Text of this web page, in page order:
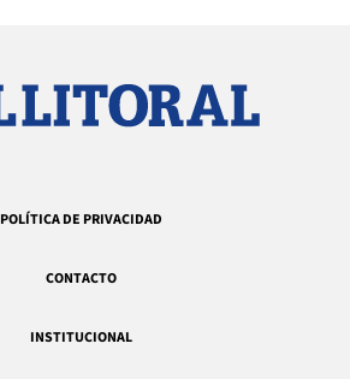
POLÍTICA DE PRIVACIDAD
CONTACTO
INSTITUCIONAL